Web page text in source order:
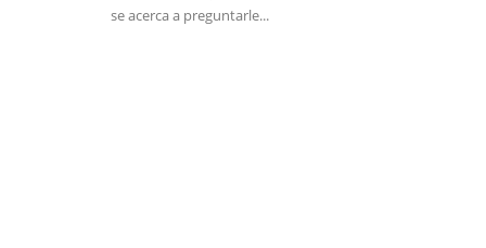
se acerca a preguntarle...